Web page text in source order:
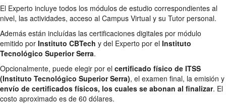
El Experto incluye todos los módulos de estudio correspondientes al
nivel, las actividades, acceso al Campus Virtual y su Tutor personal.
Además están incluídas las certificaciones digitales por módulo
emitido por Instituto CBTech y del Experto por el Instituto
Tecnológico Superior Serra.
Opcionalmente, puede elegir por el certificado físico de ITSS
(Instituto Tecnológico Superior Serra), el examen final, la emisión y
envío de certificados físicos, los cuales se abonan al finalizar. El
costo aproximado es de 60 dólares.